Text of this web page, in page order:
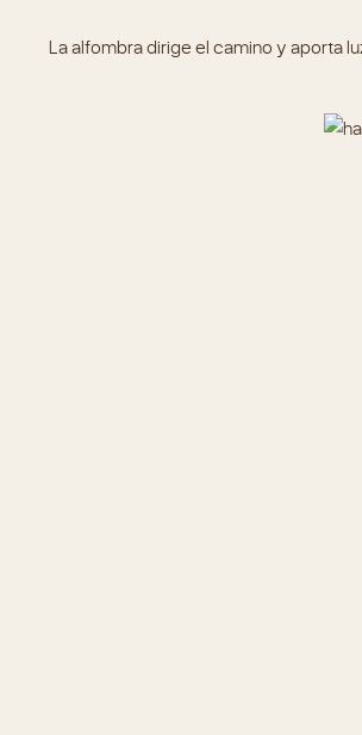
La alfombra dirige el camino y aporta